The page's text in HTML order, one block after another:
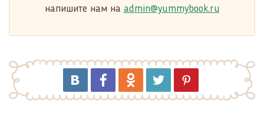
напишите нам на admin@yummybook.ru